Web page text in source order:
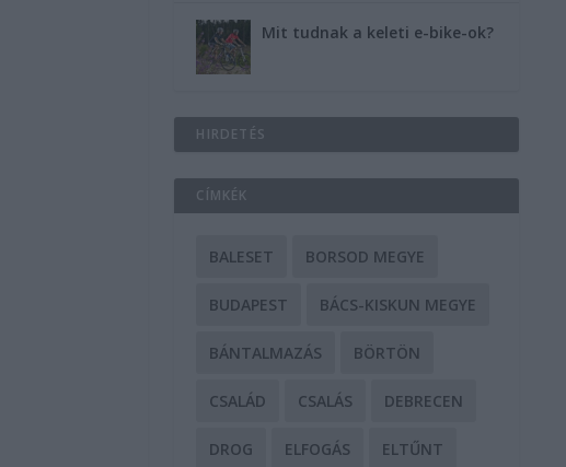
Mit tudnak a keleti e-bike-ok?
HIRDETÉS
CÍMKÉK
BALESET BORSOD MEGYE
BUDAPEST BÁCS-KISKUN MEGYE
BÁNTALMAZÁS BÖRTÖN
CSALÁD CSALÁS DEBRECEN
DROG ELFOGÁS ELTŰNT